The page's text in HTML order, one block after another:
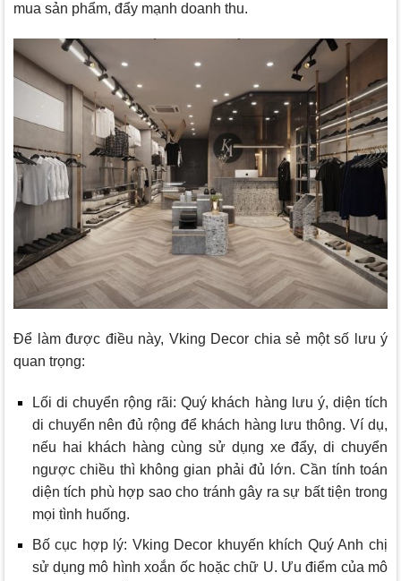
mua sản phẩm, đẩy mạnh doanh thu.
Để làm được điều này, Vking Decor chia sẻ một số lưu ý
quan trọng:
Lối di chuyển rộng rãi: Quý khách hàng lưu ý, diện tích
di chuyển nên đủ rộng để khách hàng lưu thông. Ví dụ,
nếu hai khách hàng cùng sử dụng xe đẩy, di chuyển
ngược chiều thì không gian phải đủ lớn. Cần tính toán
diện tích phù hợp sao cho tránh gây ra sự bất tiện trong
mọi tình huống.
Bố cục hợp lý: Vking Decor khuyến khích Quý Anh chị
sử dụng mô hình xoắn ốc hoặc chữ U. Ưu điểm của mô